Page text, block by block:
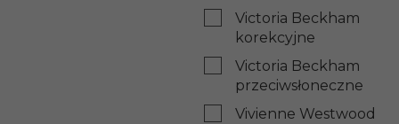
Victoria Beckham
korekcyjne
Victoria Beckham
przeciwsłoneczne
Vivienne Westwood